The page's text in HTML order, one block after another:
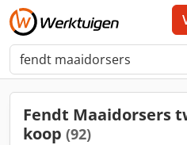
Fendt Maaidorsers
koop (92)